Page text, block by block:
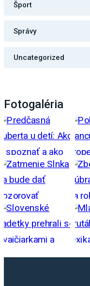
Šport
Správy
Uncategorized
Fotogaléria